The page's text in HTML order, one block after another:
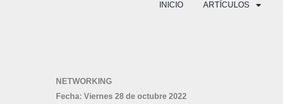
INICIO ARTÍCULOS
NETWORKING
Fecha: Viernes 28 de octubre 2022